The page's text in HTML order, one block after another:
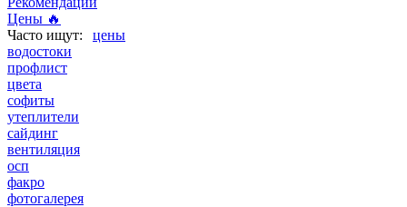
Цены 🔥
цены
водостоки
профлист
цвета
софиты
утеплители
сайдинг
вентиляция
осп
факро
фотогалерея